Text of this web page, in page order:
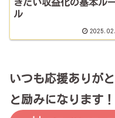
きたい収益化の基本ル
ル
いつも応援ありが
と励みになります！